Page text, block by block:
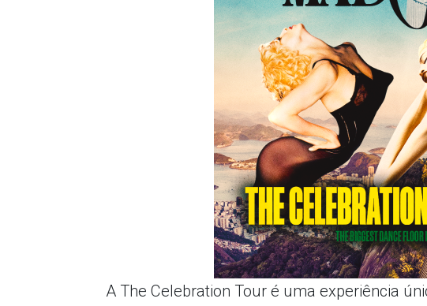
A The Celebration Tour é uma experiência